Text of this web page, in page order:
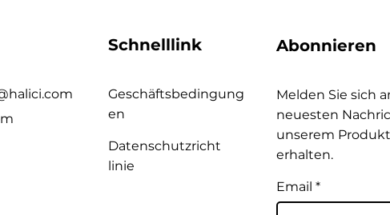
Schnelllink
Geschäftsbedingung
en
Datenschutzricht
linie
Abonnieren
Melden Sie sich
neuesten
unserem
erhalten.
Email